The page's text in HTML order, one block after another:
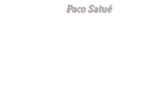
Paco Satué